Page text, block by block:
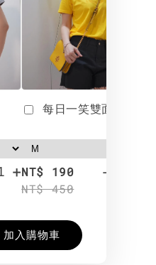
+
每日一笑雙面T
NT$ 190
NT$ 450
-
加入購物車